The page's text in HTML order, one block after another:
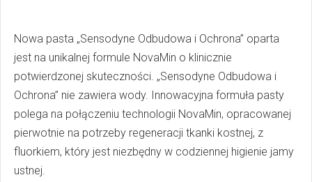
Nowa pasta „Sensodyne Odbudowa i Ochrona” oparta
jest na unikalnej formule NovaMin o klinicznie
potwierdzonej skuteczności. „Sensodyne Odbudowa i
Ochrona” nie zawiera wody. Innowacyjna formuła pasty
polega na połączeniu technologii NovaMin, opracowanej
pierwotnie na potrzeby regeneracji tkanki kostnej, z
fluorkiem, który jest niezbędny w codziennej higienie jamy
ustnej.